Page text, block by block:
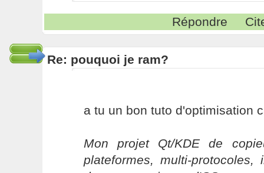
Répondre
Re: pouquoi je ram?
a tu un bon tuto d'optimisation
Mon projet Qt/KDE de
plateformes, multi-protocoles,